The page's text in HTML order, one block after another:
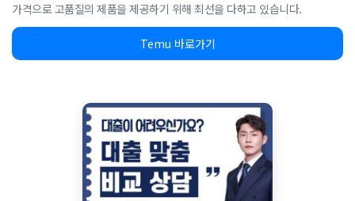
가격으로 고품질의 제품을 제공하기 위해 최선을 다하고 있습니다.
Temu 바로가기